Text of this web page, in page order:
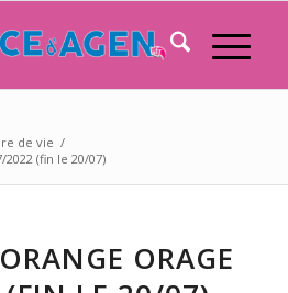
de vie /
(fin le 20/07)
ORAGE